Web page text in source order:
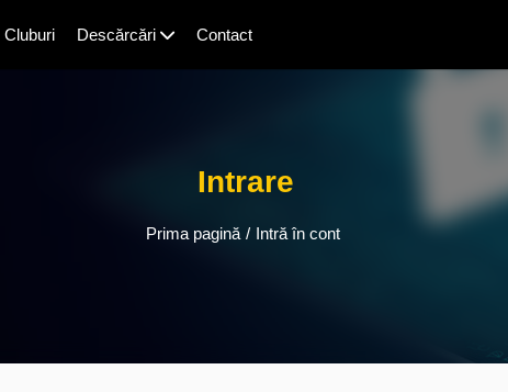
Cluburi Descărcări Contact
Intrare
Prima pagină / Intră în cont